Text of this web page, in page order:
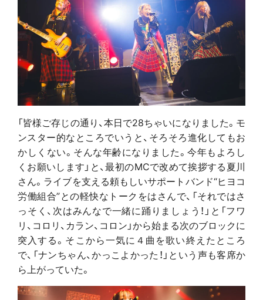
「皆様ご存じの通り、本日で28ちゃいになりました。モ
ンスター的なところでいうと、そろそろ進化してもお
かしくない。そんな年齢になりました。今年もよろし
くお願いします」と、最初のMCで改めて挨拶する夏川
さん。ライブを支える頼もしいサポートバンド“ヒヨコ
労働組合”との軽快なトークをはさんで、「それではさ
っそく、次はみんなで一緒に踊りましょう！」と「フワ
リ、コロリ、カラン、コロン」から始まる次のブロックに
突入する。そこから一気に４曲を歌い終えたところ
で、「ナンちゃん、かっこよかった！」という声も客席か
ら上がっていた。